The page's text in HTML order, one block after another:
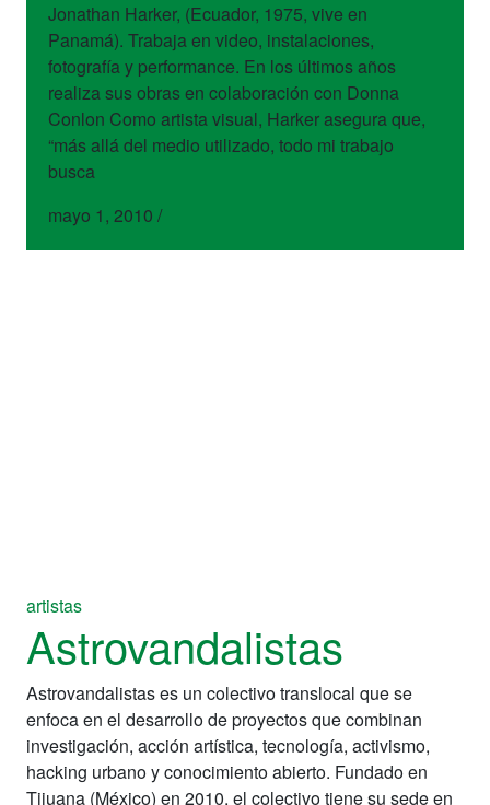
Jonathan Harker, (Ecuador, 1975, vive en
Panamá). Trabaja en video, instalaciones,
fotografía y performance. En los últimos años
realiza sus obras en colaboración con Donna
Conlon Como artista visual, Harker asegura que,
“más allá del medio utilizado, todo mi trabajo
busca
mayo 1, 2010 /
artistas
Astrovandalistas
Astrovandalistas es un colectivo translocal que se
enfoca en el desarrollo de proyectos que combinan
investigación, acción artística, tecnología, activismo,
hacking urbano y conocimiento abierto. Fundado en
Tijuana (México) en 2010, el colectivo tiene su sede en